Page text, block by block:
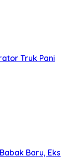
Truk Pani
Baru, Eks